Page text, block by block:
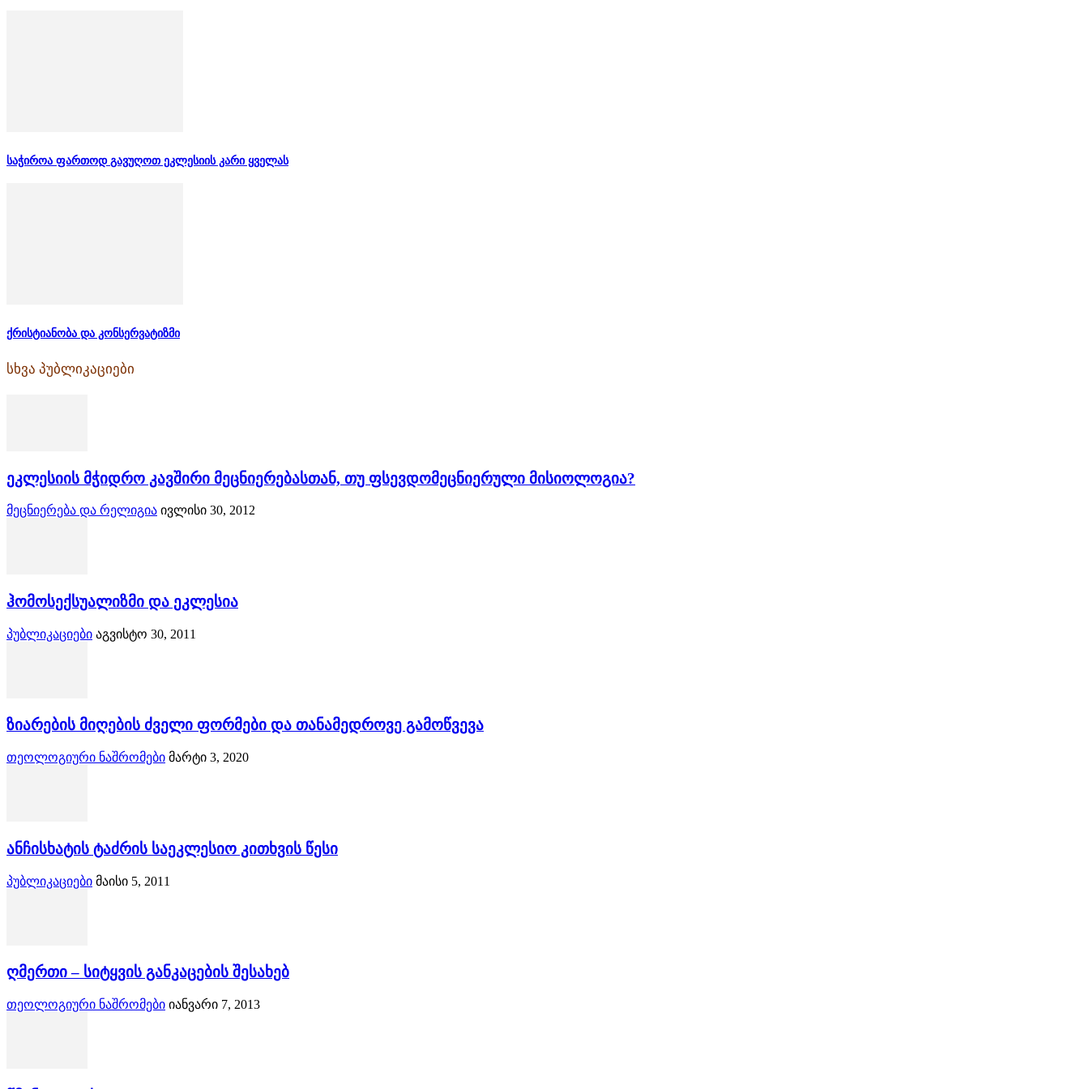
საჭიროა ფართოდ გავუღოთ ეკლესიის კარი ყველას
ქრისტიანობა და კონსერვატიზმი
სხვა პუბლიკაციები
ეკლესიის მჭიდრო კავშირი მეცნიერებასთან, თუ ფსევდომეცნიერული მისიოლოგია?
მეცნიერება და რელიგია ივლისი 30, 2012
ჰომოსექსუალიზმი და ეკლესია
პუბლიკაციები აგვისტო 30, 2011
ზიარების მიღების ძველი ფორმები და თანამედროვე გამოწვევა
თეოლოგიური ნაშრომები მარტი 3, 2020
ანჩისხატის ტაძრის საეკლესიო კითხვის წესი
პუბლიკაციები მაისი 5, 2011
ღმერთი – სიტყვის განკაცების შესახებ
თეოლოგიური ნაშრომები იანვარი 7, 2013